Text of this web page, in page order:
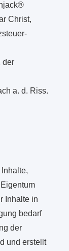
Christ,
der
a. d. Riss.
Inhalte in
bedarf
der
und erstellt